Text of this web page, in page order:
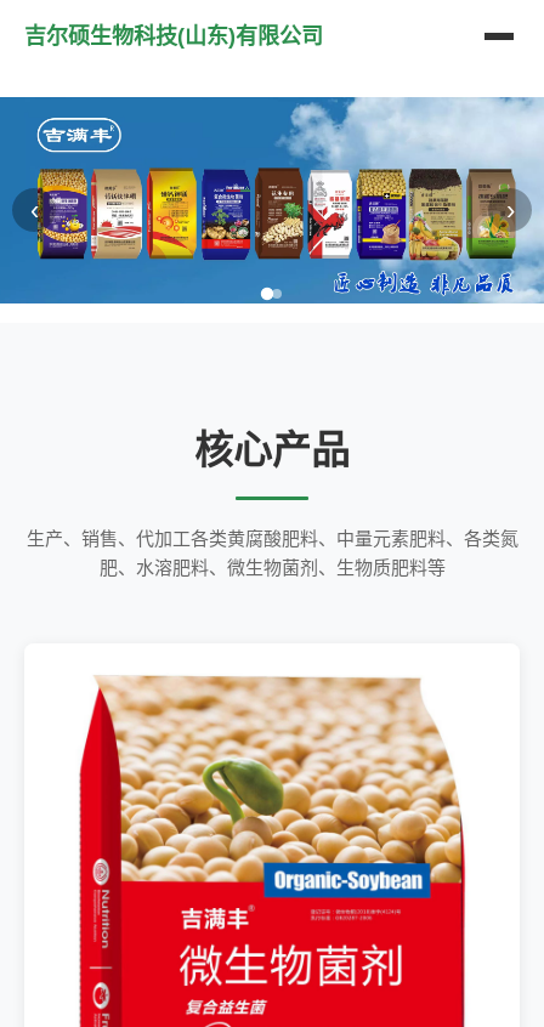
吉尔硕生物科技(山东)有限公司
‹ ›
核心产品
生产、销售、代加工各类黄腐酸肥料、中量元素肥料、各类氮
肥、水溶肥料、微生物菌剂、生物质肥料等